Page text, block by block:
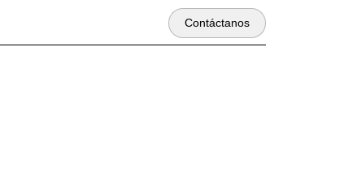
Contáctanos